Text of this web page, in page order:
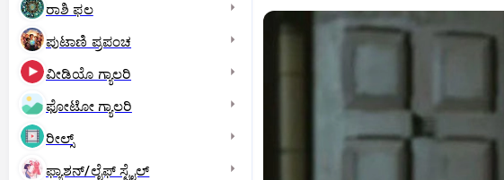
ರಾಶಿ ಫಲ
ಪುಟಾಣಿ ಪ್ರಪಂಚ
ವೀಡಿಯೊ ಗ್ಯಾಲರಿ
ಫೋಟೋ ಗ್ಯಾಲರಿ
ರೀಲ್ಸ್
ಫ್ಯಾಶನ್/ಲೈಫ್‌ ಸ್ಟೈಲ್